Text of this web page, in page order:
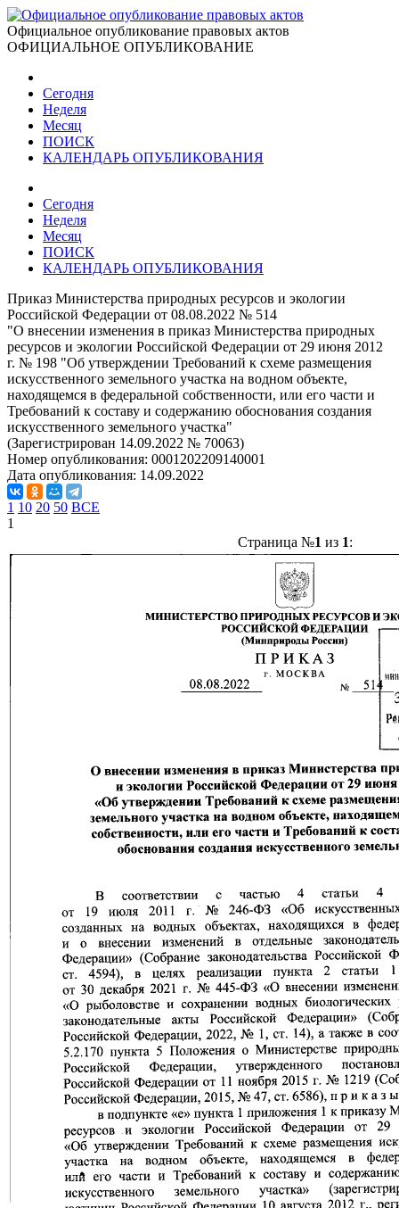
Официальное опубликование правовых актов
ОФИЦИАЛЬНОЕ ОПУБЛИКОВАНИЕ
Сегодня
Неделя
Месяц
ПОИСК
КАЛЕНДАРЬ ОПУБЛИКОВАНИЯ
Сегодня
Неделя
Месяц
ПОИСК
КАЛЕНДАРЬ ОПУБЛИКОВАНИЯ
Приказ Министерства природных ресурсов и экологии
Российской Федерации от 08.08.2022 № 514
"О внесении изменения в приказ Министерства природных
ресурсов и экологии Российской Федерации от 29 июня 2012
г. № 198 "Об утверждении Требований к схеме размещения
искусственного земельного участка на водном объекте,
находящемся в федеральной собственности, или его части и
Требований к составу и содержанию обоснования создания
искусственного земельного участка"
(Зарегистрирован 14.09.2022 № 70063)
Номер опубликования: 0001202209140001
Дата опубликования: 14.09.2022
1 10 20 50 ВСЕ
1
Страница №1 из 1: